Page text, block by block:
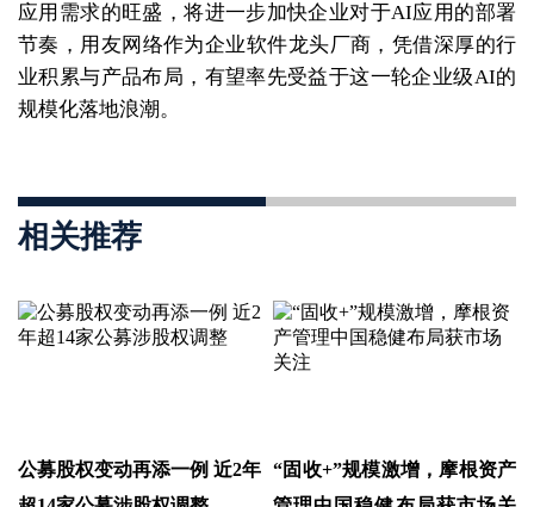
应用需求的旺盛，将进一步加快企业对于AI应用的部署
节奏，用友网络作为企业软件龙头厂商，凭借深厚的行
业积累与产品布局，有望率先受益于这一轮企业级AI的
规模化落地浪潮。
相关推荐
公募股权变动再添一例 近2年 “固收+”规模激增，摩根资产